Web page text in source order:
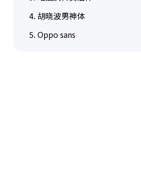
4. 胡晓波男神体
5. Oppo sans